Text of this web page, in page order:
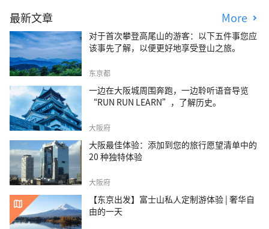
最新文章 More
对于首次攀登高尾山的游客：以下五件事您应
该事先了解，以便更好地享受登山之旅。
东京都
一边在大阪城周围奔跑，一边聆听语音导览
“RUN RUN LEARN”，了解历史。
大阪府
大阪最佳体验：添加到您的旅行愿望清单中的
20 种独特体验
大阪府
【东京出发】富士山私人定制游体验 | 奢华自
由的一天